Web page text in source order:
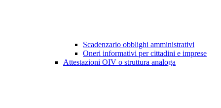
Scadenzario obblighi amministrativi
Oneri informativi per cittadini e imprese
Attestazioni OIV o struttura analoga